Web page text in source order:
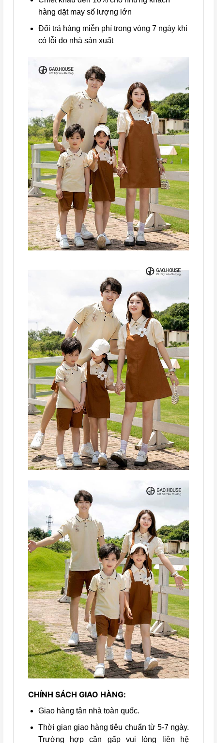
hàng dặt may số lượng lớn
Đổi trả hàng miễn phí trong vòng 7 ngày khi
có lỗi do nhà sản xuất
CHÍNH SÁCH GIAO HÀNG:
Giao hàng tận nhà toàn quốc.
Thời gian giao hàng tiêu chuẩn từ 5-7 ngày.
Trường hợp cần gấp vui lòng liên hệ